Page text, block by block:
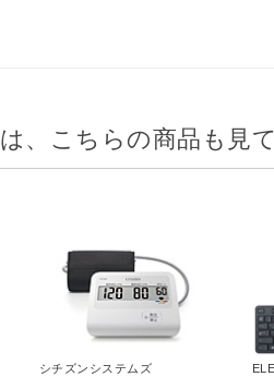
、こちらの商品も見て
シチズンシステムズ